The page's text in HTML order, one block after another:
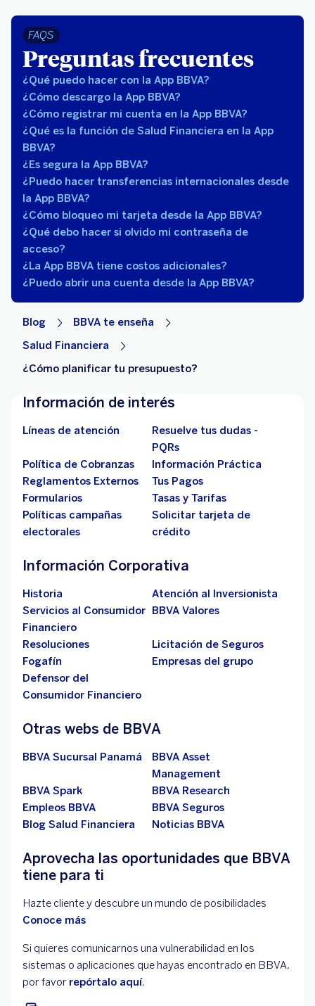
FAQS
Preguntas frecuentes
¿Qué puedo hacer con la App BBVA?
¿Cómo descargo la App BBVA?
¿Cómo registrar mi cuenta en la App BBVA?
¿Qué es la función de Salud Financiera en la App
BBVA?
¿Es segura la App BBVA?
¿Puedo hacer transferencias internacionales desde
la App BBVA?
¿Cómo bloqueo mi tarjeta desde la App BBVA?
¿Qué debo hacer si olvido mi contraseña de
acceso?
¿La App BBVA tiene costos adicionales?
¿Puedo abrir una cuenta desde la App BBVA?
Blog
BBVA te enseña
Salud Financiera
¿Cómo planificar tu presupuesto?
Información de interés
Líneas de atención
Resuelve tus dudas -
PQRs
Política de Cobranzas
Información Práctica
Reglamentos Externos
Tus Pagos
Formularios
Tasas y Tarifas
Políticas campañas
electorales
Solicitar tarjeta de
crédito
Información Corporativa
Historia
Atención al Inversionista
Servicios al Consumidor
Financiero
BBVA Valores
Resoluciones
Licitación de Seguros
Fogafín
Empresas del grupo
Defensor del
Consumidor Financiero
Otras webs de BBVA
BBVA Sucursal Panamá
BBVA Asset
Management
BBVA Spark
BBVA Research
Empleos BBVA
BBVA Seguros
Blog Salud Financiera
Noticias BBVA
Aprovecha las oportunidades que BBVA
tiene para ti
Hazte cliente y descubre un mundo de posibilidades
Conoce más
Si quieres comunicarnos una vulnerabilidad en los
sistemas o aplicaciones que hayas encontrado en BBVA,
por favor repórtalo aquí.